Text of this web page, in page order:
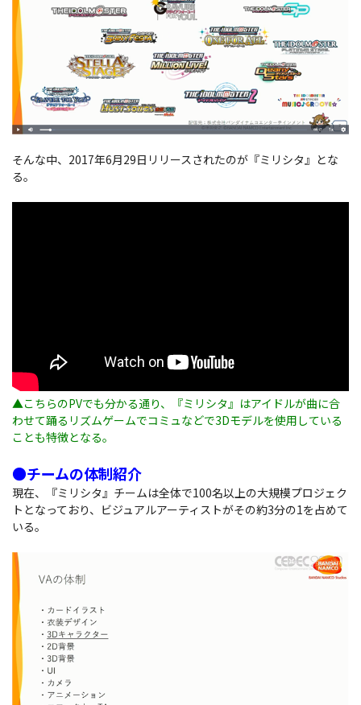
そんな中、2017年6月29日リリースされたのが『ミリシタ』とな
る。
▲こちらのPVでも分かる通り、『ミリシタ』はアイドルが曲に合
わせて踊るリズムゲームでコミュなどで3Dモデルを使用している
ことも特徴となる。
●チームの体制紹介
現在、『ミリシタ』チームは全体で100名以上の大規模プロジェク
トとなっており、ビジュアルアーティストがその約3分の1を占めて
いる。